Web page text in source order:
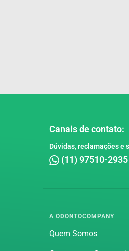
Canais de contato:
Dúvidas, reclamações e
(11) 97510-2935
A ODONTOCOMPANY
Quem Somos